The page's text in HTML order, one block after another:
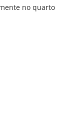
no quarto